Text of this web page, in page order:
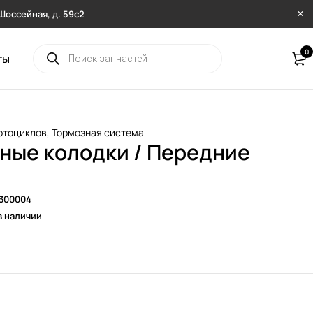
д. 59с2
0
,Тормозная система
колодки / Передние
наличии